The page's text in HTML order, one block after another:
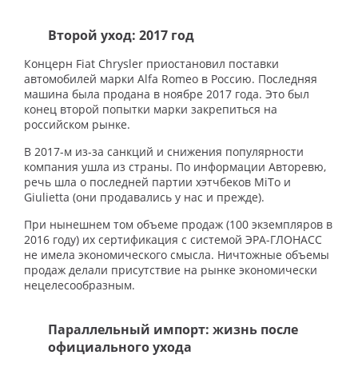
Второй уход: 2017 год
Концерн Fiat Chrysler приостановил поставки
автомобилей марки Alfa Romeo в Россию. Последняя
машина была продана в ноябре 2017 года. Это был
конец второй попытки марки закрепиться на
российском рынке.
В 2017-м из-за санкций и снижения популярности
компания ушла из страны. По информации Авторевю,
речь шла о последней партии хэтчбеков MiTo и
Giulietta (они продавались у нас и прежде).
При нынешнем том объеме продаж (100 экземпляров в
2016 году) их сертификация с системой ЭРА-ГЛОНАСС
не имела экономического смысла. Ничтожные объемы
продаж делали присутствие на рынке экономически
нецелесообразным.
Параллельный импорт: жизнь после
официального ухода